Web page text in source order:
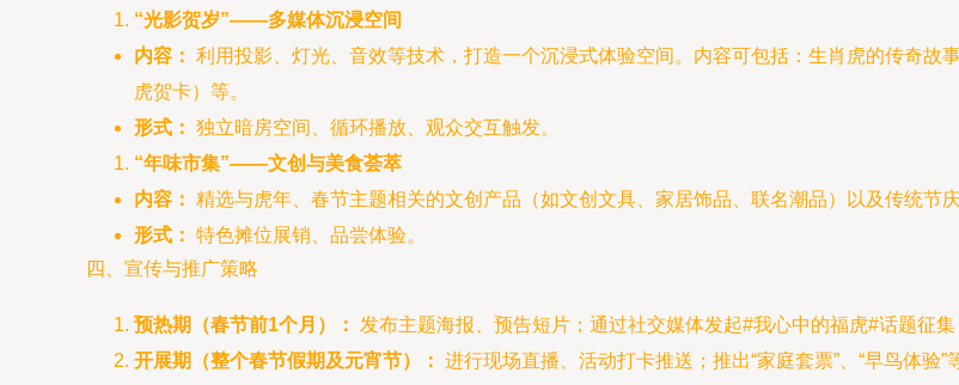
“光影贺岁”——多媒体沉浸空间
内容： 利用投影、灯光、音效等技术，打造一个沉浸式体验空间。内容可包括：生肖虎的传奇
虎贺卡）等。
形式： 独立暗房空间、循环播放、观众交互触发。
“年味市集”——文创与美食荟萃
内容： 精选与虎年、春节主题相关的文创产品（如文创文具、家居饰品、联名潮品）以及传统节
形式： 特色摊位展销、品尝体验。
四、宣传与推广策略
预热期（春节前1个月）：
发布主题海报、预告短片；通过社交媒体发起#我心中的福虎#话题征
开展期（整个春节假期及元宵节）： 进行现场直播、活动打卡推送；推出“家庭套票”、“早鸟体验